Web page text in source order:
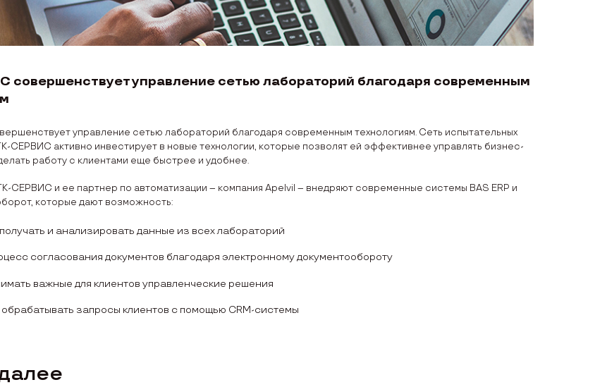
совершенствует управление сетью лабораторий благодаря современным
управление сетью лабораторий благодаря современным технологиям. Сеть испытательных
СЕРВИС активно инвестирует в новые технологии, которые позволят ей эффективнее управлять бизнес-
работу с клиентами еще быстрее и удобнее.
СЕРВИС и ее партнер по автоматизации – компания Apelvil – внедряют современные системы BAS ERP и
которые дают возможность:
и анализировать данные из всех лабораторий
согласования документов благодаря электронному документообороту
важные для клиентов управленческие решения
запросы клиентов с помощью CRM-системы